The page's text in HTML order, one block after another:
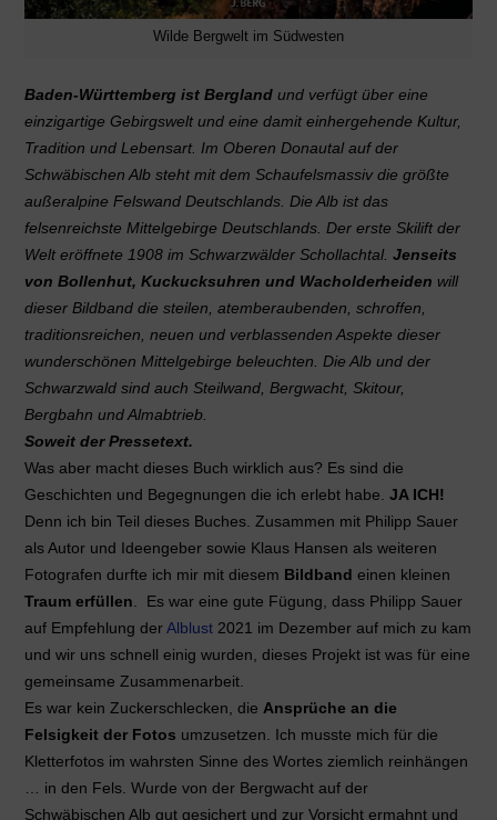
Wilde Bergwelt im Südwesten
Baden-Württemberg ist Berglandund verfügt über eine
einzigartige Gebirgswelt und eine damit einhergehende Kultur,
Tradition und Lebensart. Im Oberen Donautal auf der
Schwäbischen Alb steht mit dem Schaufelsmassiv die größte
außeralpine Felswand Deutschlands. Die Alb ist das
felsenreichste Mittelgebirge Deutschlands. Der erste Skilift der
Welt eröffnete 1908 im Schwarzwälder Schollachtal. Jenseits
von Bollenhut, Kuckucksuhren und Wacholderheiden will
dieser Bildband die steilen, atemberaubenden, schroffen,
traditionsreichen, neuen und verblassenden Aspekte dieser
wunderschönen Mittelgebirge beleuchten. Die Alb und der
Schwarzwald sind auch Steilwand, Bergwacht, Skitour,
Bergbahn und Almabtrieb.
Soweit der Pressetext.
Was aber macht dieses Buch wirklich aus? Es sind die
Geschichten und Begegnungen die ich erlebt habe. JA ICH!
Denn ich bin Teil dieses Buches. Zusammen mit Philipp Sauer
als Autor und Ideengeber sowie Klaus Hansen als weiteren
Fotografen durfte ich mir mit diesem Bildband einen kleinen
Traum erfüllen. Es war eine gute Fügung, dass Philipp Sauer
auf Empfehlung derAlblust2021 im Dezember auf mich zu kam
und wir uns schnell einig wurden, dieses Projekt ist was für eine
gemeinsame Zusammenarbeit.
Es war kein Zuckerschlecken, die Ansprüche an die
Felsigkeit der Fotos umzusetzen. Ich musste mich für die
Kletterfotos im wahrsten Sinne des Wortes ziemlich reinhängen
… in den Fels. Wurde von der Bergwacht auf der
Schwäbischen Alb gut gesichert und zur Vorsicht ermahnt und